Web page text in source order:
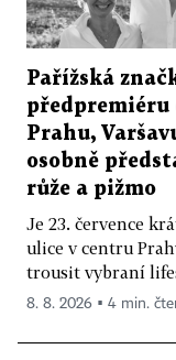
Pařížská
Prahu,
osobně
růže a pižmo
Je 23. července
ulice v centru
trousit vybraní
8. 8. 2026 ▪ 4 min.